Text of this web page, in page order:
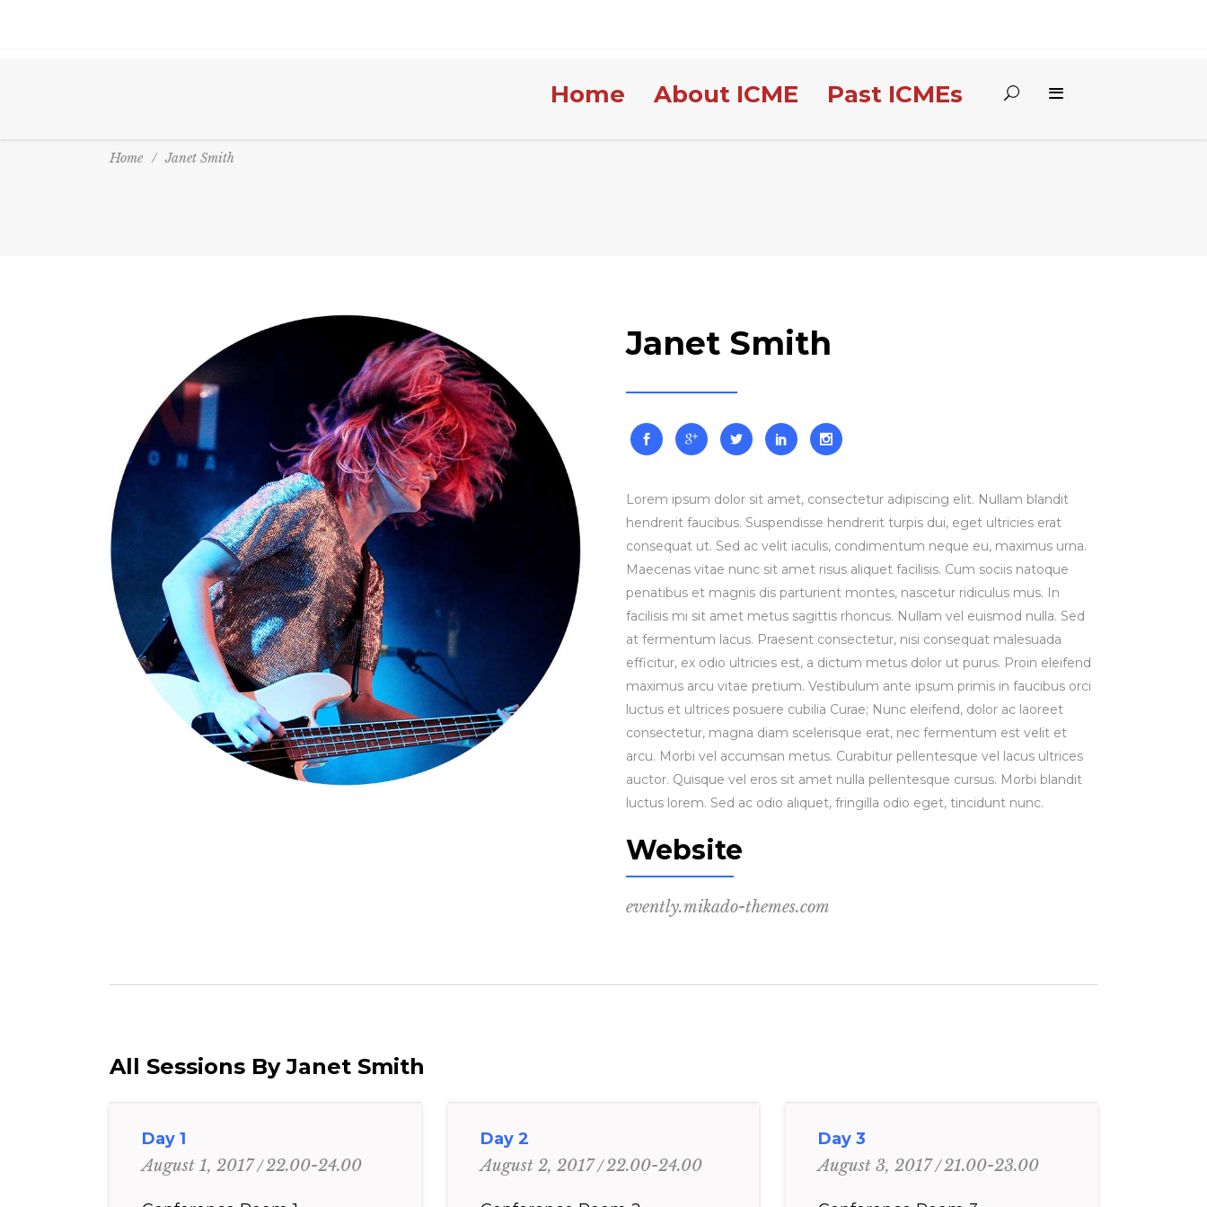
Home About ICME Past ICMEs
Home / Janet Smith
Janet Smith
Lorem ipsum dolor sit amet, consectetur adipiscing elit. Nullam blandit
hendrerit faucibus. Suspendisse hendrerit turpis dui, eget ultricies erat
consequat ut. Sed ac velit iaculis, condimentum neque eu, maximus urna.
Maecenas vitae nunc sit amet risus aliquet facilisis. Cum sociis natoque
penatibus et magnis dis parturient montes, nascetur ridiculus mus. In
facilisis mi sit amet metus sagittis rhoncus. Nullam vel euismod nulla. Sed
at fermentum lacus. Praesent consectetur, nisi consequat malesuada
efficitur, ex odio ultricies est, a dictum metus dolor ut purus. Proin eleifend
maximus arcu vitae pretium. Vestibulum ante ipsum primis in faucibus orci
luctus et ultrices posuere cubilia Curae; Nunc eleifend, dolor ac laoreet
consectetur, magna diam scelerisque erat, nec fermentum est velit et
arcu. Morbi vel accumsan metus. Curabitur pellentesque vel lacus ultrices
auctor. Quisque vel eros sit amet nulla pellentesque cursus. Morbi blandit
luctus lorem. Sed ac odio aliquet, fringilla odio eget, tincidunt nunc.
Website
evently.mikado-themes.com
All Sessions By Janet Smith
Day 1
August 1, 2017
22.00-24.00
Day 2
August 2, 2017
22.00-24.00
Day 3
August 3, 2017
21.00-23.00